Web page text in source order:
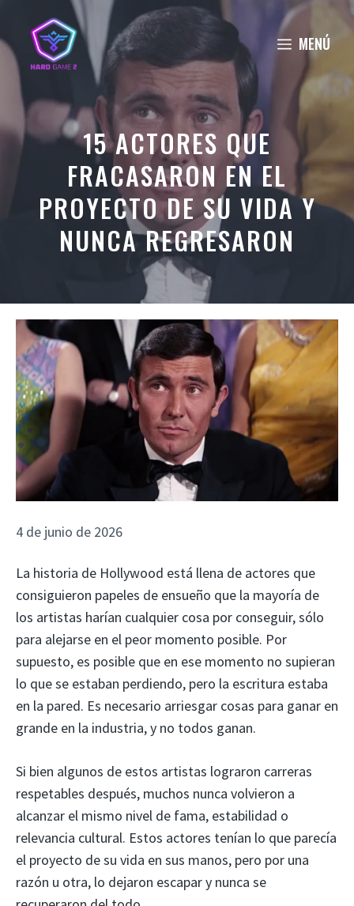
contenido
MENÚ
15 ACTORES QUE
FRACASARON EN EL
PROYECTO DE SU VIDA Y
NUNCA REGRESARON
4 de junio de 2026
La historia de Hollywood está llena de actores que
consiguieron papeles de ensueño que la mayoría de
los artistas harían cualquier cosa por conseguir, sólo
para alejarse en el peor momento posible. Por
supuesto, es posible que en ese momento no supieran
lo que se estaban perdiendo, pero la escritura estaba
en la pared. Es necesario arriesgar cosas para ganar en
grande en la industria, y no todos ganan.
Si bien algunos de estos artistas lograron carreras
respetables después, muchos nunca volvieron a
alcanzar el mismo nivel de fama, estabilidad o
relevancia cultural. Estos actores tenían lo que parecía
el proyecto de su vida en sus manos, pero por una
razón u otra, lo dejaron escapar y nunca se